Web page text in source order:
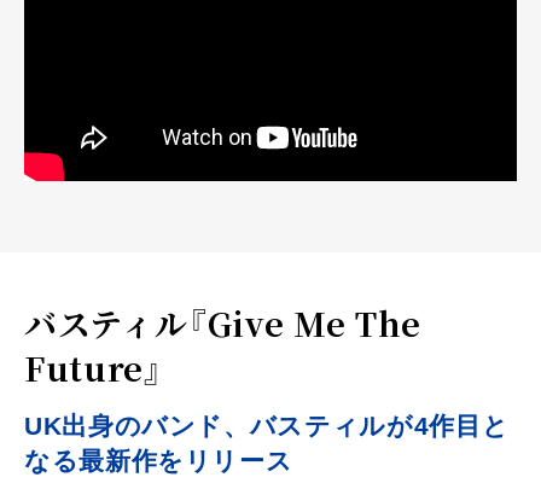
バスティル『Give Me The
Future』
UK出身のバンド、バスティルが4作目と
なる最新作をリリース